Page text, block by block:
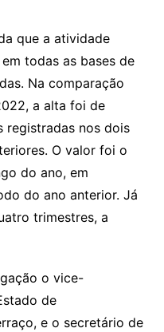
que a atividade
todas as bases de
Na comparação
a alta foi de
registradas nos dois
O valor foi o
do ano, em
do ano anterior. Já
trimestres, a
o vice-
de
e o secretário de